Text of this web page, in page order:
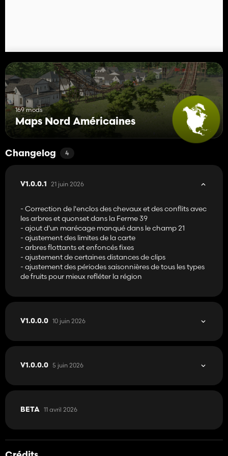
169 mods
Maps Nord Américaines
Changelog 4
V1.0.0.1 21 juin 2026
- Correction de l'enclos des chevaux et des conflits avec
les arbres et quonset dans la Ferme 39
- ajout d'un marécage manqué dans le champ 21
- ajustement des limites de la carte
- arbres flottants et enfoncés fixes
- ajustement de certaines distances de clips
- ajustement des périodes saisonnières de tous les types
de fruits pour mieux refléter la région
V1.0.0.0 10 juin 2026
V1.0.0.0 5 juin 2026
BETA 11 avril 2026